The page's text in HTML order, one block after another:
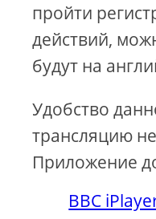
пройти
действий,
будут на
Удобство
трансляцию
Приложение
BBC